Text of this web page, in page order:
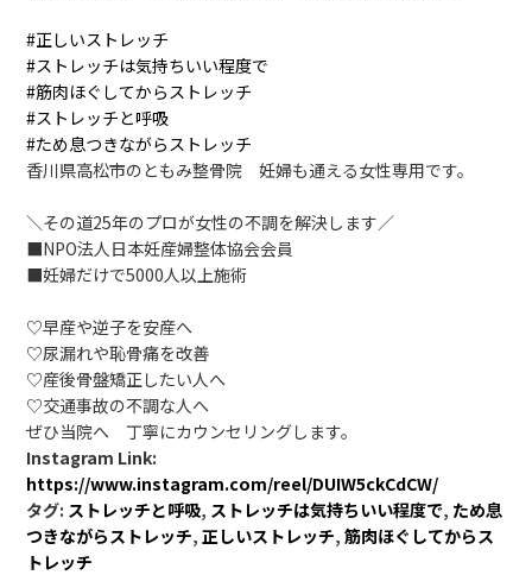
#正しいストレッチ
#ストレッチは気持ちいい程度で
#筋肉ほぐしてからストレッチ
#ストレッチと呼吸
#ため息つきながらストレッチ
香川県高松市のともみ整骨院 妊婦も通える女性専用です。
＼その道25年のプロが女性の不調を解決します／
■NPO法人日本妊産婦整体協会会員
■妊婦だけで5000人以上施術
♡早産や逆子を安産へ
♡尿漏れや恥骨痛を改善
♡産後骨盤矯正したい人へ
♡交通事故の不調な人へ
ぜひ当院へ 丁寧にカウンセリングします。
Instagram Link:
https://www.instagram.com/reel/DUIW5ckCdCW/
タグ: ストレッチと呼吸, ストレッチは気持ちいい程度で, ため息
つきながらストレッチ,正しいストレッチ,筋肉ほぐしてからス
トレッチ